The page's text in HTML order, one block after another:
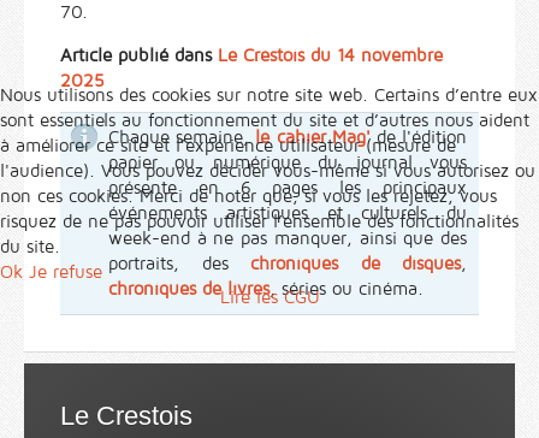
70.
Article publié dans Le Crestois du 14 novembre
2025
Chaque semaine, le cahier Mag' de l'édition
papier ou numérique du journal vous
présente en 6 pages les principaux
événements artistiques et culturels du
week-end à ne pas manquer, ainsi que des
portraits, des chroniques de disques,
chroniques de livres, séries ou cinéma.
Le Crestois
Nous utilisons des cookies sur notre site web. Certains d’entre eux
sont essentiels au fonctionnement du site et d’autres nous aident
à améliorer ce site et l’expérience utilisateur (mesure de
l'audience). Vous pouvez décider vous-même si vous autorisez ou
non ces cookies. Merci de noter que, si vous les rejetez, vous
risquez de ne pas pouvoir utiliser l’ensemble des fonctionnalités
du site.
Ok Je refuse
Lire les CGU